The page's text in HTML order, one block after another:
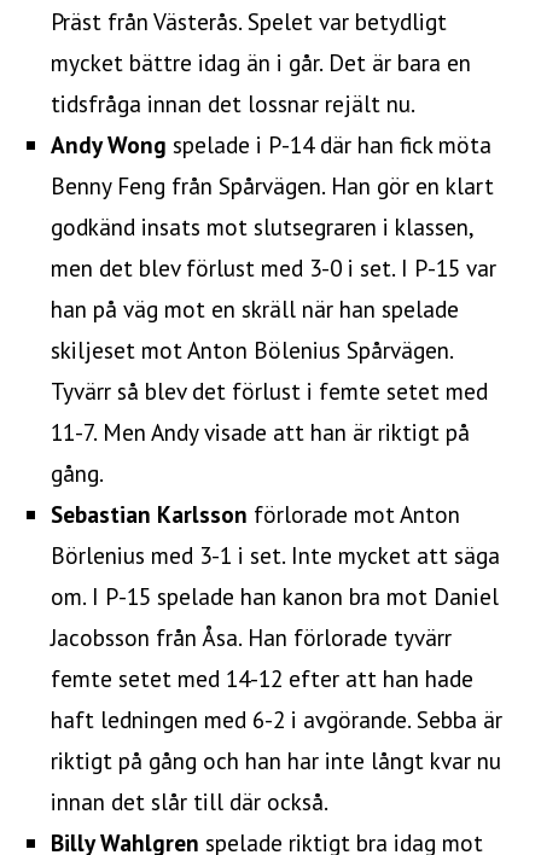
Präst från Västerås. Spelet var betydligt
mycket bättre idag än i går. Det är bara en
tidsfråga innan det lossnar rejält nu.
Andy Wong spelade i P-14 där han fick möta
Benny Feng från Spårvägen. Han gör en klart
godkänd insats mot slutsegraren i klassen,
men det blev förlust med 3-0 i set. I P-15 var
han på väg mot en skräll när han spelade
skiljeset mot Anton Bölenius Spårvägen.
Tyvärr så blev det förlust i femte setet med
11-7. Men Andy visade att han är riktigt på
gång.
Sebastian Karlsson förlorade mot Anton
Börlenius med 3-1 i set. Inte mycket att säga
om. I P-15 spelade han kanon bra mot Daniel
Jacobsson från Åsa. Han förlorade tyvärr
femte setet med 14-12 efter att han hade
haft ledningen med 6-2 i avgörande. Sebba är
riktigt på gång och han har inte långt kvar nu
innan det slår till där också.
Billy Wahlgren spelade riktigt bra idag mot